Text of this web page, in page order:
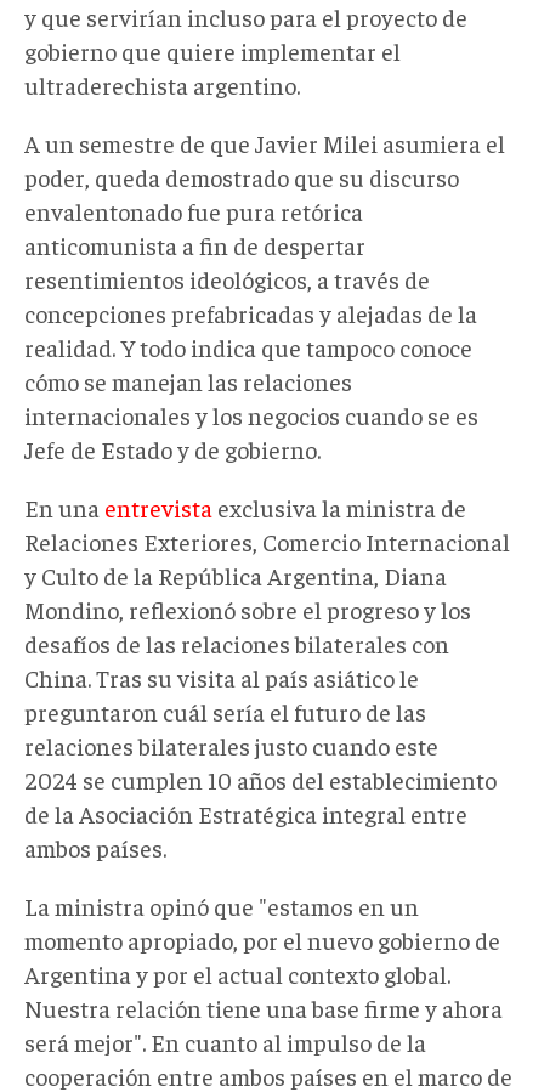
y que servirían incluso para el proyecto de
gobierno que quiere implementar el
ultraderechista argentino.
A un semestre de que Javier Milei asumiera el
poder, queda demostrado que su discurso
envalentonado fue pura retórica
anticomunista a fin de despertar
resentimientos ideológicos, a través de
concepciones prefabricadas y alejadas de la
realidad. Y todo indica que tampoco conoce
cómo se manejan las relaciones
internacionales y los negocios cuando se es
Jefe de Estado y de gobierno.
En una entrevista exclusiva la ministra de
Relaciones Exteriores, Comercio Internacional
y Culto de la República Argentina, Diana
Mondino, reflexionó sobre el progreso y los
desafíos de las relaciones bilaterales con
China. Tras su visita al país asiático le
preguntaron cuál sería el futuro de las
relaciones bilaterales justo cuando este
2024 se cumplen 10 años del establecimiento
de la Asociación Estratégica integral entre
ambos países.
La ministra opinó que "estamos en un
momento apropiado, por el nuevo gobierno de
Argentina y por el actual contexto global.
Nuestra relación tiene una base firme y ahora
será mejor". En cuanto al impulso de la
cooperación entre ambos países en el marco de